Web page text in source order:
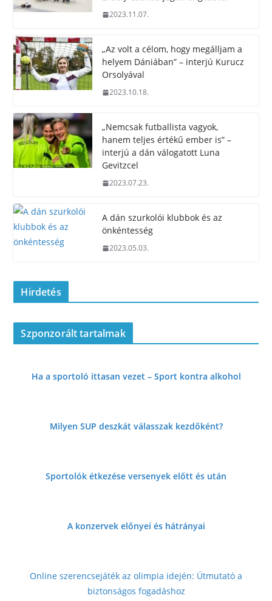
2023.11.07.
„Az volt a célom, hogy megálljam a
helyem Dániában” – interjú Kurucz
Orsolyával
2023.10.18.
„Nemcsak futballista vagyok,
hanem teljes értékű ember is” –
interjú a dán válogatott Luna
Gevitzcel
2023.07.23.
A dán szurkolói klubbok és az
önkéntesség
2023.05.03.
Hirdetés
Szponzorált tartalmak
Ha a sportoló ittasan vezet – Sport kontra alkohol
Milyen SUP deszkát válasszak kezdőként?
Sportolók étkezése versenyek előtt és után
A konzervek előnyei és hátrányai
Online szerencsejáték az olimpia idején: Útmutató a
biztonságos fogadáshoz